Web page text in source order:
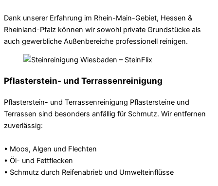
Dank unserer Erfahrung im Rhein-Main-Gebiet, Hessen &
Rheinland-Pfalz können wir sowohl private Grundstücke als
auch gewerbliche Außenbereiche professionell reinigen.
Pflasterstein- und Terrassenreinigung
Pflasterstein- und Terrassenreinigung Pflastersteine und
Terrassen sind besonders anfällig für Schmutz. Wir entfernen
zuverlässig:
• Moos, Algen und Flechten
• Öl- und Fettflecken
• Schmutz durch Reifenabrieb und Umwelteinflüsse